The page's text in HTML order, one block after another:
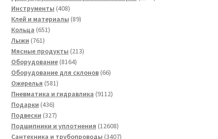
Инструменты 408408
товаров
Клей и материалы 8989
Кольца 651651
Лыжи 761761
товар
Мясные продукты 213213
Оборудование 81648164
товара
Оборудование для склонов 6666
Ожерелья 581581
товар
Пневматика и гидравлика 91129112
Подарки 436436
товаров
Подвески 327327
товаров
Подшипники и уплотнения 1260812608
товаров
Сантехника и трубопроводы 34073407